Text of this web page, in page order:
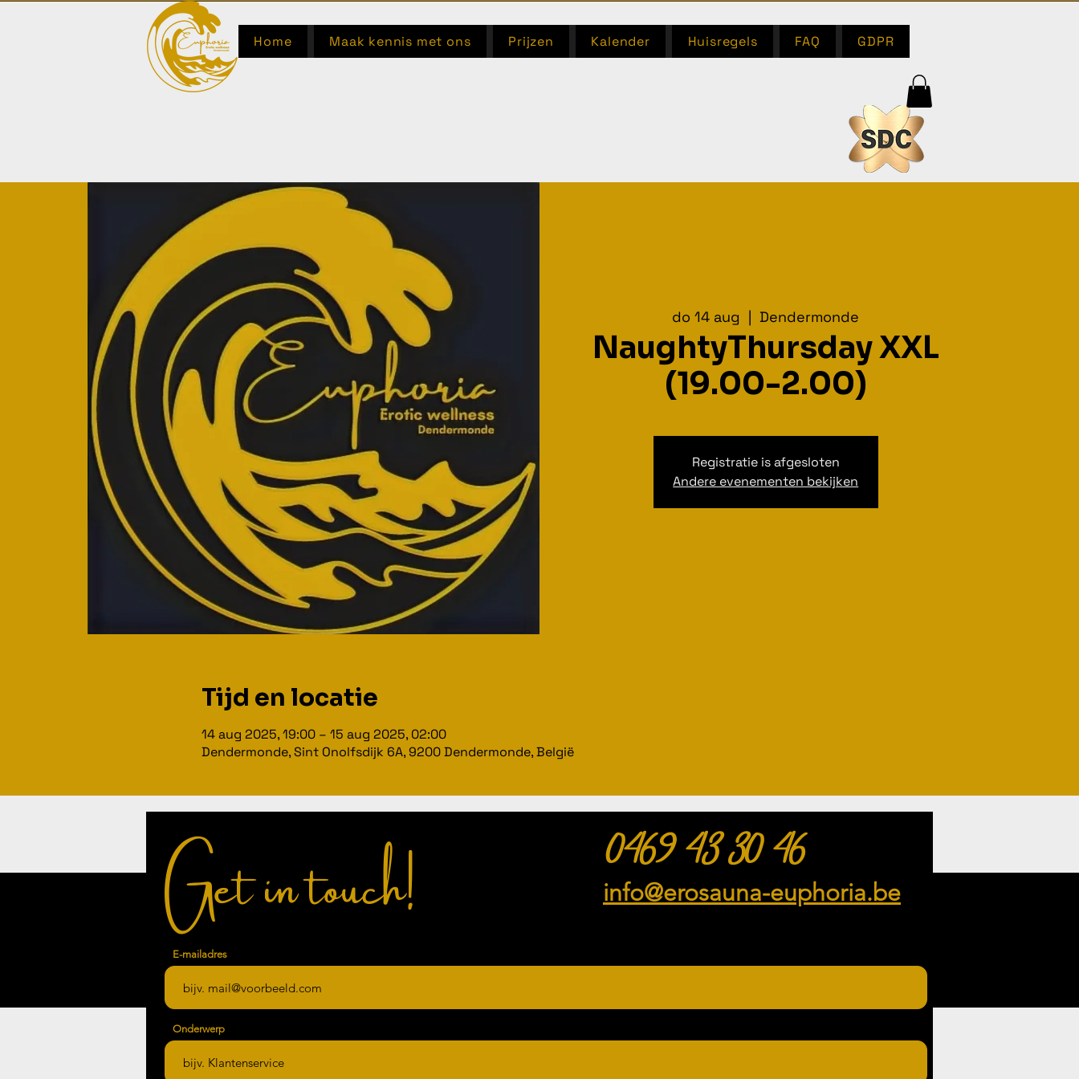
Home Maak kennis met ons Prijzen Kalender Huisregels FAQ GDPR
do 14 aug
  |
Dendermonde
NaughtyThursday XXL
(19.00-2.00)
Registratie is afgesloten
Andere evenementen bekijken
Tijd en locatie
14 aug 2025, 19:00 – 15 aug 2025, 02:00
Dendermonde, Sint Onolfsdijk 6A, 9200 Dendermonde, België
Get in touch! 0469 43 30 46
info@erosauna-euphoria.be
E-mailadres
Onderwerp